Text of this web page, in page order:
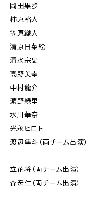
岡田果歩
柿原裕人
笠原織人
清原日菜絵
清水宗史
高野美幸
中村龍介
濵野緑里
水川華奈
光永ヒロト
渡辺隼斗（両チーム出演）
立花将（両チーム出演）
森宏仁（両チーム出演）